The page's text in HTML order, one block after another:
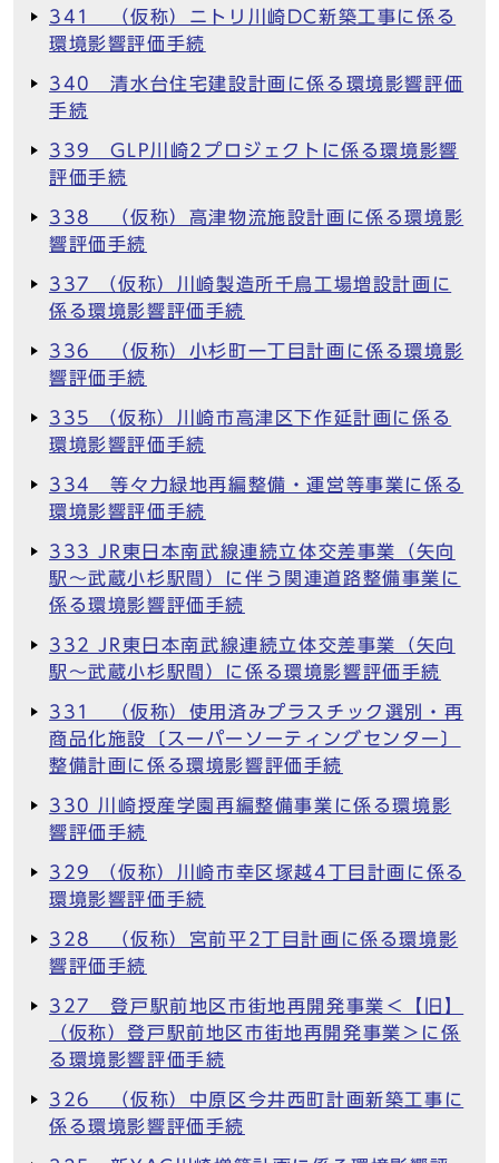
341 （仮称）ニトリ川崎DC新築工事に係る
環境影響評価手続
340 清水台住宅建設計画に係る環境影響評価
手続
339 GLP川崎2プロジェクトに係る環境影響
評価手続
338 （仮称）高津物流施設計画に係る環境影
響評価手続
337 （仮称）川崎製造所千鳥工場増設計画に
係る環境影響評価手続
336 （仮称）小杉町一丁目計画に係る環境影
響評価手続
335 （仮称）川崎市高津区下作延計画に係る
環境影響評価手続
334 等々力緑地再編整備・運営等事業に係る
環境影響評価手続
333 JR東日本南武線連続立体交差事業（矢向
駅～武蔵小杉駅間）に伴う関連道路整備事業に
係る環境影響評価手続
332 JR東日本南武線連続立体交差事業（矢向
駅～武蔵小杉駅間）に係る環境影響評価手続
331 （仮称）使用済みプラスチック選別・再
商品化施設〔スーパーソーティングセンター〕
整備計画に係る環境影響評価手続
330 川崎授産学園再編整備事業に係る環境影
響評価手続
329 （仮称）川崎市幸区塚越4丁目計画に係る
環境影響評価手続
328 （仮称）宮前平2丁目計画に係る環境影
響評価手続
327 登戸駅前地区市街地再開発事業＜【旧】
（仮称）登戸駅前地区市街地再開発事業＞に係
る環境影響評価手続
326 （仮称）中原区今井西町計画新築工事に
係る環境影響評価手続